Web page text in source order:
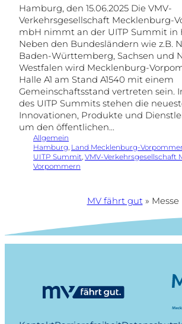
Hamburg, den 15.06.2025 Die VMV-
Verkehrsgesellschaft Mecklenburg-
mbH nimmt an der UITP Summit in
Neben den Bundesländern wie z.B.
Baden-Württemberg, Sachsen und
Westfalen wird Mecklenburg-
Halle A1 am Stand A1540 mit einem
Gemeinschaftsstand vertreten sein.
des UITP Summits stehen die
Innovationen, Produkte und
um den öffentlichen…
Allgemein
Hamburg Land Mecklenburg-
UITP Summit VMV-Verkehrsgesellschaft
Vorpommern
MV fährt gut» Messe